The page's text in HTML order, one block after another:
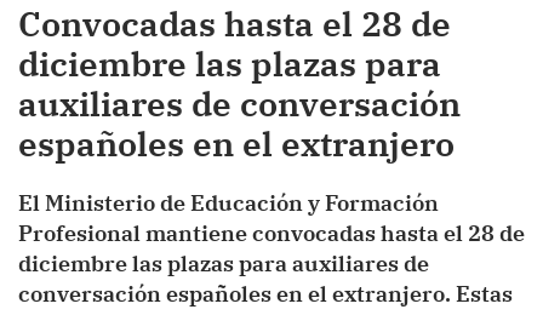
Convocadas hasta el 28 de
diciembre las plazas para
auxiliares de conversación
españoles en el extranjero
El Ministerio de Educación y Formación
Profesional mantiene convocadas hasta el 28 de
diciembre las plazas para auxiliares de
conversación españoles en el extranjero. Estas